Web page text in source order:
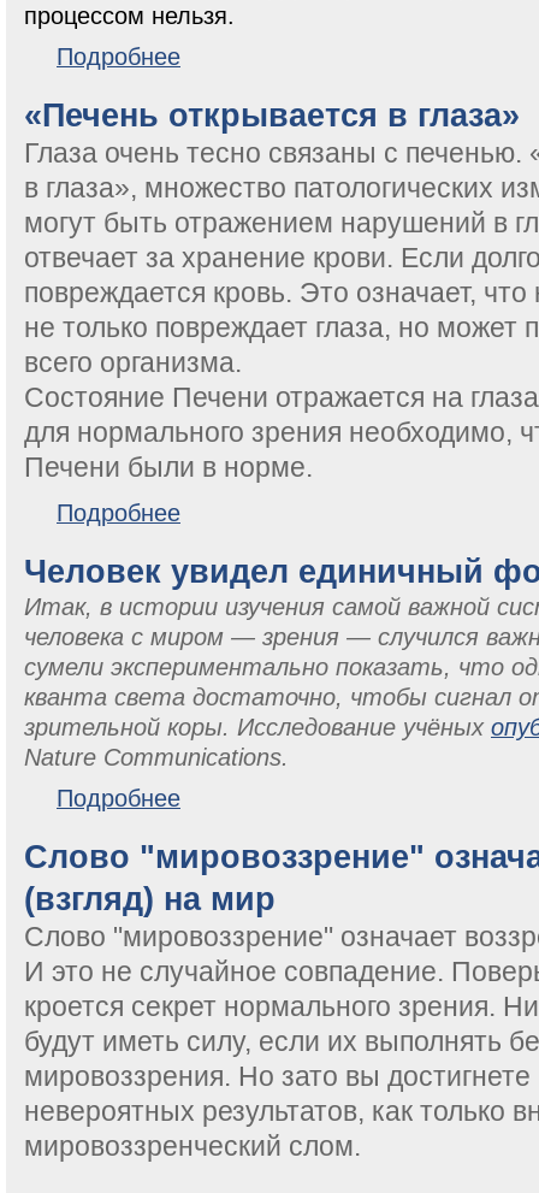
процессом нельзя.
Подробнее
«Печень открывается в глаза»
Глаза очень тесно связаны с печенью.
в глаза», множество патологических
могут быть отражением нарушений в
отвечает за хранение крови. Если
повреждается кровь. Это означает,
не только повреждает глаза, но может
всего организма.
Состояние Печени отражается на
для нормального зрения необходимо,
Печени были в норме.
Подробнее
Человек увидел единичный
Итак, в истории изучения самой важной
человека с миром — зрения — случился
сумели экспериментально показать, что
кванта света достаточно, чтобы сигнал
зрительной коры. Исследование учёных
Nature Communications.
Подробнее
Слово "мировоззрение"
(взгляд) на мир
Слово "мировоззрение" означает
И это не случайное совпадение.
кроется секрет нормального зрения.
будут иметь силу, если их выполнять
мировоззрения. Но зато вы достигнете
невероятных результатов, как только
мировоззренческий слом.